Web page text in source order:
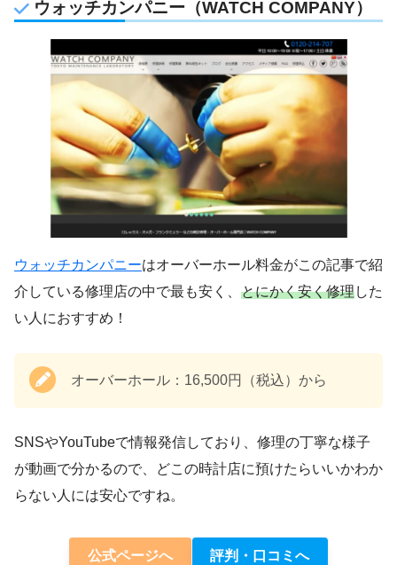
ウォッチカンパニー（WATCH COMPANY）
ウォッチカンパニーはオーバーホール料金がこの記事で紹
介している修理店の中で最も安く、 とにかく安く修理した
い人におすすめ！
オーバーホール：16,500円（税込）から
SNSやYouTubeで情報発信しており、修理の丁寧な様子
が動画で分かるので、どこの時計店に預けたらいいかわか
らない人には安心ですね。
公式ページへ 評判・口コミへ